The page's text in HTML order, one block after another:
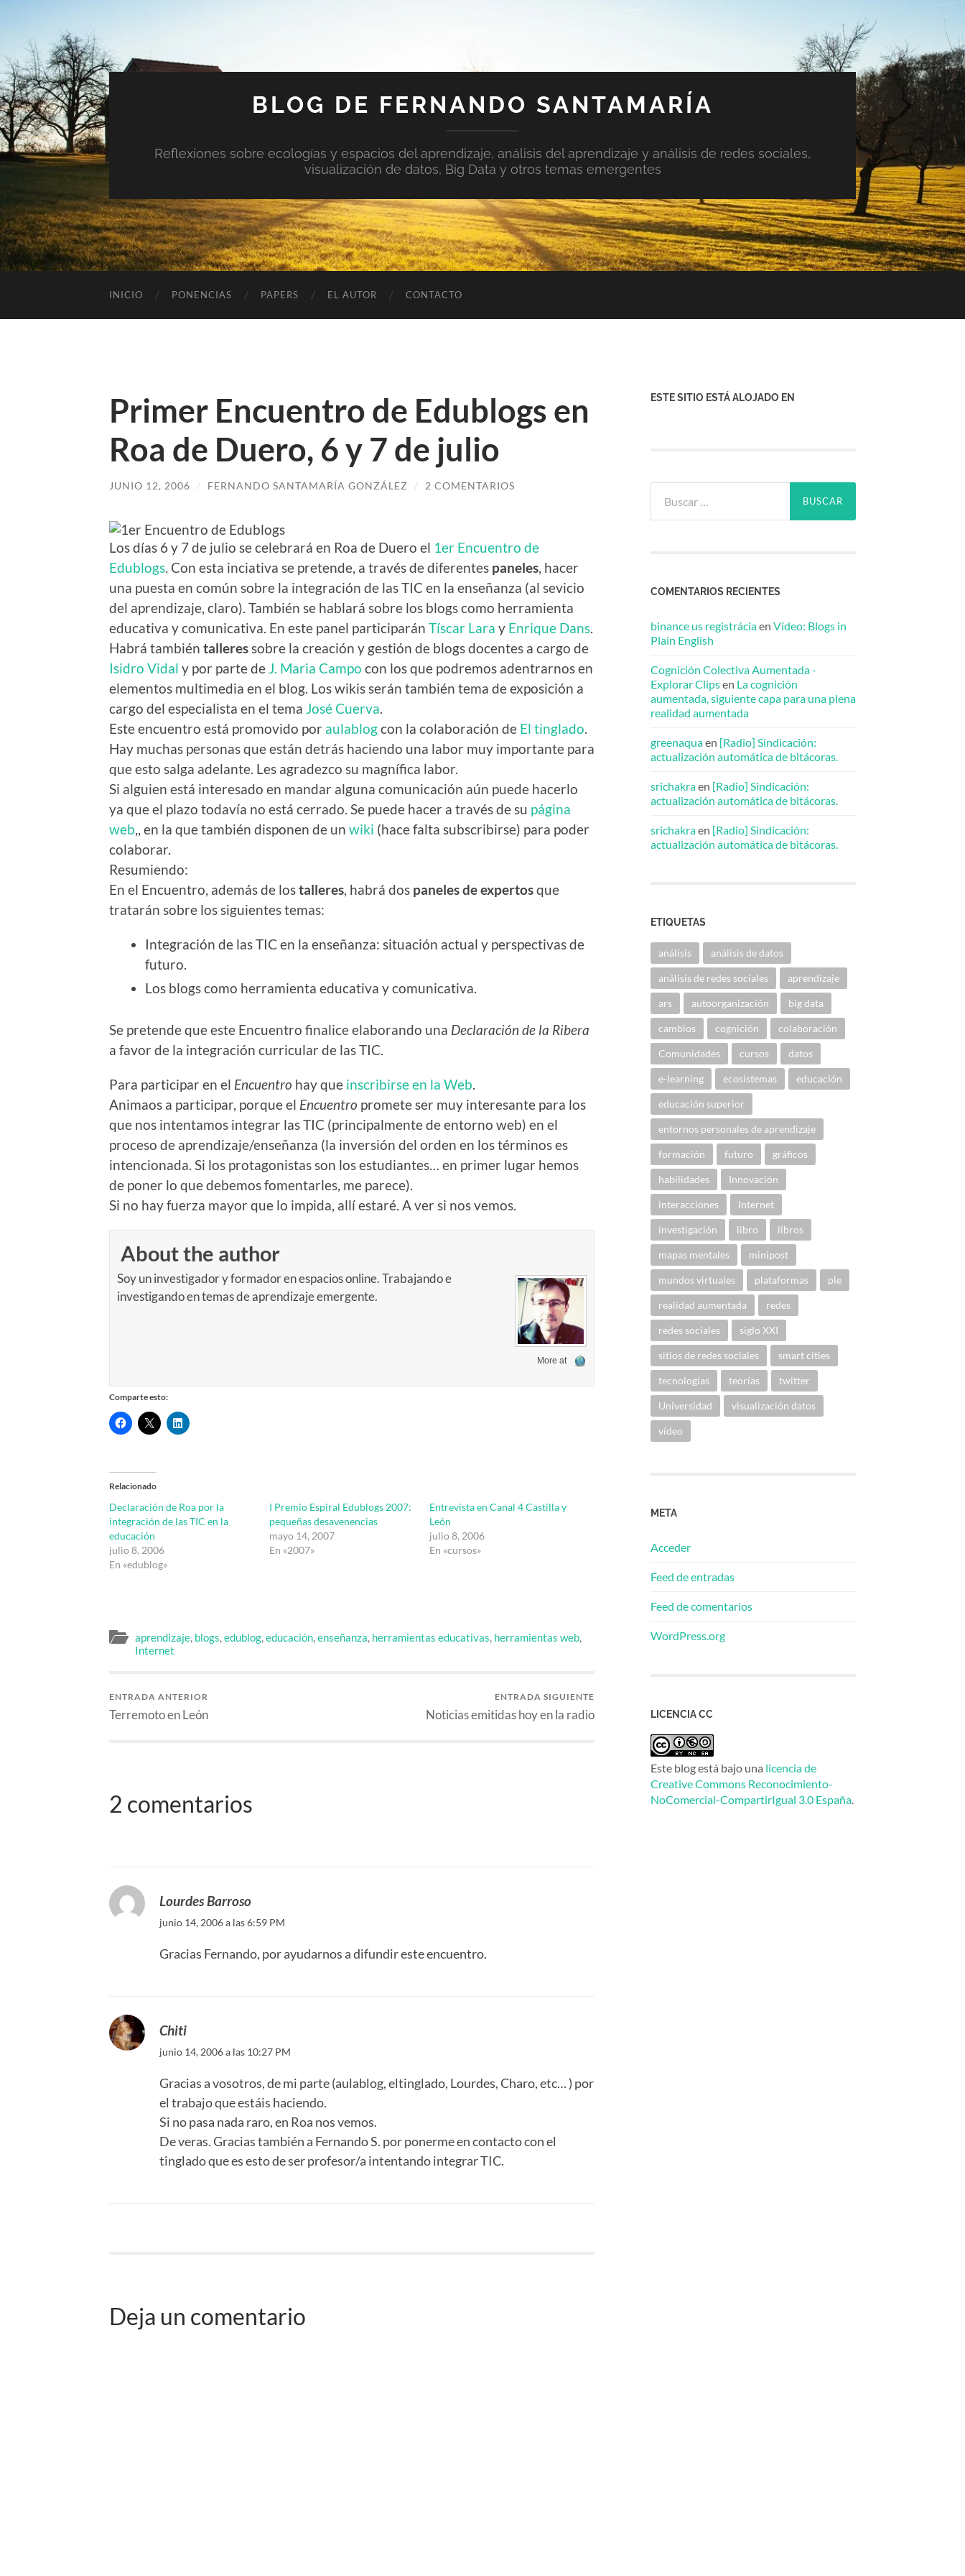
BLOG DE FERNANDO SANTAMARÍA
Reflexiones sobre ecologías y espacios del aprendizaje, análisis del aprendizaje y análisis de redes sociales,
visualización de datos, Big Data y otros temas emergentes
INICIO PONENCIAS PAPERS EL AUTOR CONTACTO
Primer Encuentro de Edublogs en
Roa de Duero, 6 y 7 de julio
JUNIO 12, 2006 / FERNANDO SANTAMARÍA GONZÁLEZ / 2 COMENTARIOS
Los días 6 y 7 de julio se celebrará en Roa de Duero el 1er Encuentro de
Edublogs . Con esta inciativa se pretende, a través de diferentes paneles , hacer
una puesta en común sobre la integración de las TIC en la enseñanza (al sevicio
del aprendizaje, claro). También se hablará sobre los blogs como herramienta
educativa y comunicativa. En este panel participarán Tíscar Lara y Enrique Dans
Habrá también talleres sobre la creación y gestión de blogs docentes a cargo de
Isidro Vidal y por parte de J. Maria Campo con los que podremos adentrarnos en
elementos multimedia en el blog. Los wikis serán también tema de exposición a
cargo del especialista en el tema José Cuerva
Este encuentro está promovido por aulablogcon la colaboración de El tinglado
Hay muchas personas que están detrás haciendo una labor muy importante para
que esto salga adelante. Les agradezco su magnífica labor.
Si alguien está interesado en mandar alguna comunicación aún puede hacerlo
ya que el plazo todavía no está cerrado. Se puede hacer a través de su página
web ,, en la que también disponen de un wiki (hace falta subscribirse) para poder
colaborar.
Resumiendo:
En el Encuentro, además de lostalleres , habrá dos paneles de expertosque
tratarán sobre los siguientes temas:
Integración de las TIC en la enseñanza: situación actual y perspectivas de
futuro.
Los blogs como herramienta educativa y comunicativa.
Se pretende que este Encuentro finalice elaborando una Declaración de la Ribera
a favor de la integración curricular de las TIC.
Para participar en el Encuentro hay que inscribirse en la Web
Animaos a participar, porque el Encuentro promete ser muy interesante para los
que nos intentamos integrar las TIC (principalmente de entorno web) en el
proceso de aprendizaje/enseñanza (la inversión del orden en los términos es
intencionada. Si los protagonistas son los estudiantes… en primer lugar hemos
de poner lo que debemos fomentarles, me parece).
Si no hay fuerza mayor que lo impida, allí estaré. A ver si nos vemos.
About the author
Soy un investigador y formador en espacios online. Trabajando e
investigando en temas de aprendizaje emergente.
More at
Comparte esto:
Relacionado
Declaración de Roa por la
integración de las TIC en la
educación
julio 8, 2006
En «edublog»
I Premio Espiral Edublogs 2007:
pequeñas desavenencias
mayo 14, 2007
En «2007»
Entrevista en Canal 4 Castilla y
León
julio 8, 2006
En «cursos»
aprendizaje, blogs,edublog,educación,enseñanza, herramientas educativas, herramientas web,
Internet
ENTRADA ANTERIOR
Terremoto en León
ENTRADA SIGUIENTE
Noticias emitidas hoy en la radio
2 comentarios
Lourdes Barroso
junio 14, 2006 a las 6:59 PM
Gracias Fernando, por ayudarnos a difundir este encuentro.
Chiti
junio 14, 2006 a las 10:27 PM
Gracias a vosotros, de mi parte (aulablog, eltinglado, Lourdes, Charo, etc… ) por
el trabajo que estáis haciendo.
Si no pasa nada raro, en Roa nos vemos.
De veras. Gracias también a Fernando S. por ponerme en contacto con el
tinglado que es esto de ser profesor/a intentando integrar TIC.
Deja un comentario
ESTE SITIO ESTÁ ALOJADO EN
COMENTARIOS RECIENTES
binance us registráciaen Vídeo: Blogs in
Plain English
Cognición Colectiva Aumentada -
Explorar Clipsen La cognición
aumentada, siguiente capa para una plena
realidad aumentada
greenaquaen [Radio] Sindicación:
actualización automática de bitácoras.
srichakraen [Radio] Sindicación:
actualización automática de bitácoras.
srichakraen [Radio] Sindicación:
actualización automática de bitácoras.
ETIQUETAS
análisis análisis de datos
análisis de redes sociales aprendizaje
ars autoorganización big data
cambios cognición colaboración
Comunidades cursos datos
e-learning ecosistemas educación
educación superior
entornos personales de aprendizaje
formación futuro gráficos
habilidades Innovación
interacciones Internet
investigación libro libros
mapas mentales minipost
mundos virtuales plataformas ple
realidad aumentada redes
redes sociales siglo XXI
sitios de redes sociales smart cities
tecnologías teorías twitter
Universidad visualización datos
vídeo
META
Acceder
Feed de entradas
Feed de comentarios
WordPress.org
LICENCIA CC
Este blog está bajo una licencia de
Creative Commons Reconocimiento-
NoComercial-CompartirIgual 3.0 España.